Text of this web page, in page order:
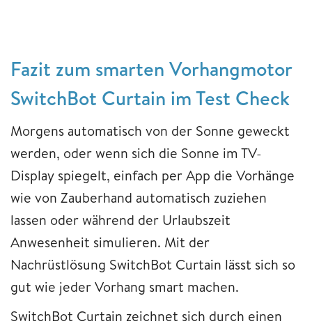
Fazit zum smarten Vorhangmotor
SwitchBot Curtain im Test Check
Morgens automatisch von der Sonne geweckt
werden, oder wenn sich die Sonne im TV-
Display spiegelt, einfach per App die Vorhänge
wie von Zauberhand automatisch zuziehen
lassen oder während der Urlaubszeit
Anwesenheit simulieren. Mit der
Nachrüstlösung SwitchBot Curtain lässt sich so
gut wie jeder Vorhang smart machen.
SwitchBot Curtain zeichnet sich durch einen